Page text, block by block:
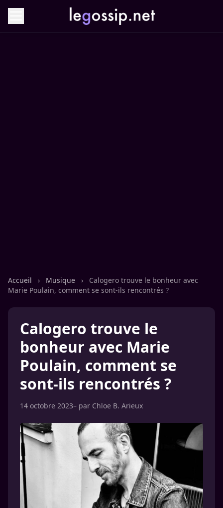
Accueil › Musique ›
Calogero trouve le bonheur avec
Marie Poulain, comment se sont-ils rencontrés ?
Calogero trouve le
bonheur avec Marie
Poulain, comment se
sont-ils rencontrés ?
14 octobre 2023– par Chloe B. Arieux